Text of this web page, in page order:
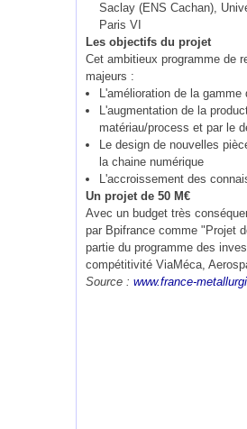
Saclay (ENS Cachan),
Paris VI
Les objectifs du projet
Cet ambitieux programme de
majeurs :
L'amélioration de la
L'augmentation de la
matériau/process et par le
Le design de nouvelles
la chaine numérique
L'accroissement des
Un projet de 50 M€
Avec un budget très
par Bpifrance comme "Projet
partie du programme des
compétitivité ViaMéca,
Source : www.france-